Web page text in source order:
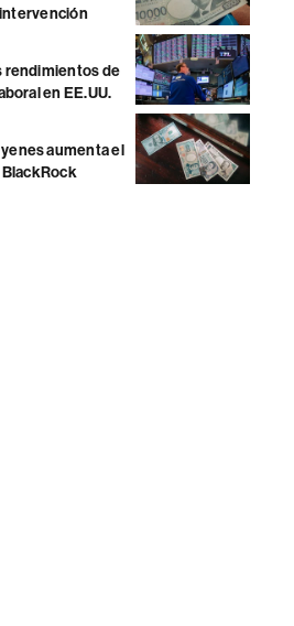
rendimientos de
en EE.UU.
aumenta el